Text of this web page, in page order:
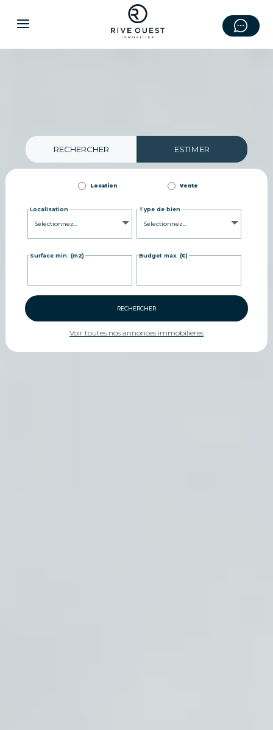
RECHERCHER ESTIMER
Location Vente
Localisation Type de bien
Surface min. (m2) Budget max. (€)
RECHERCHER
Voir toutes nos annonces immobilières